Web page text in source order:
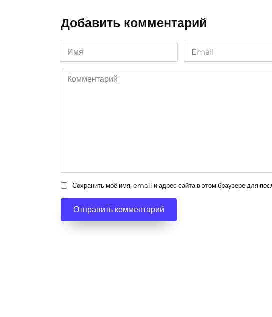
Добавить комментарий
Имя
*
Email
*
Комментарий
Сохранить моё имя, email и адрес сайта в этом браузере для